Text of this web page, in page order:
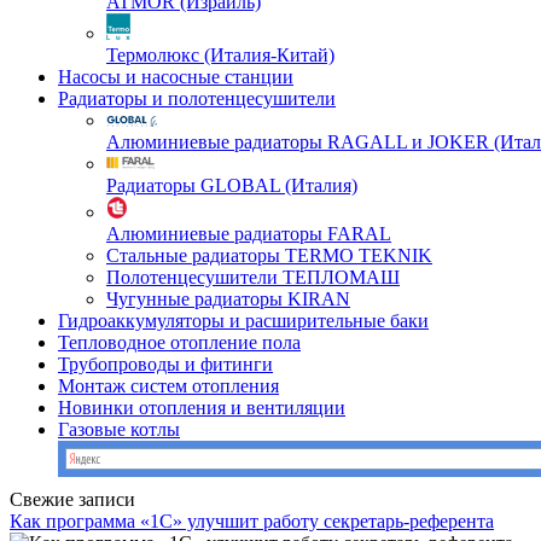
Термолюкс (Италия-Китай)
Насосы и насосные станции
Радиаторы и полотенцесушители
Алюминиевые радиаторы RAGALL и JOKER
Радиаторы GLOBAL (Италия)
Алюминиевые радиаторы FARAL
Стальные радиаторы TERMO TEKNIK
Полотенцесушители ТЕПЛОМАШ
Чугунные радиаторы KIRAN
Гидроаккумуляторы и расширительные баки
Тепловодное отопление пола
Трубопроводы и фитинги
Монтаж систем отопления
Новинки отопления и вентиляции
Газовые котлы
Свежие записи
Как программа «1С» улучшит работу секретарь-референта